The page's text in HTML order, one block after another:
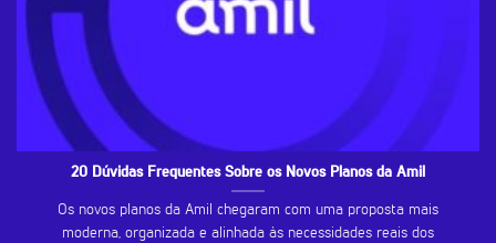
20 Dúvidas Frequentes Sobre os Novos Planos da Amil
Os novos planos da Amil chegaram com uma proposta mais
moderna, organizada e alinhada às necessidades reais dos